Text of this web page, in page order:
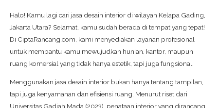
Halo! Kamu lagi cari jasa desain interior di wilayah Kelapa Gading,
Jakarta Utara? Selamat, kamu sudah berada di tempat yang tepat!
Di CiptaRancang.com, kami menyediakan layanan profesional
untuk membantu kamu mewujudkan hunian, kantor, maupun
ruang komersial yang tidak hanya estetik, tapi juga fungsional.
Menggunakan jasa desain interior bukan hanya tentang tampilan,
tapi juga kenyamanan dan efisiensi ruang. Menurut riset dari
Universitas Gadjah Mada (2023), penataan interior yang dirancang